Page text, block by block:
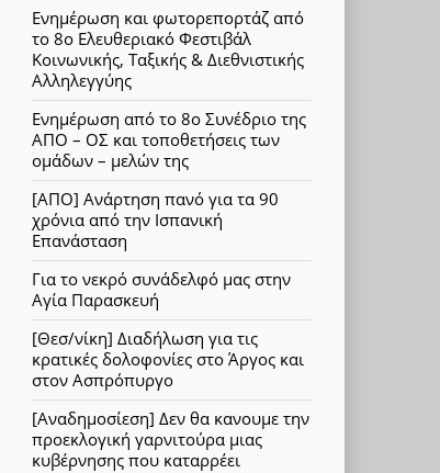
Ενημέρωση και φωτορεπορτάζ από
το 8ο Ελευθεριακό Φεστιβάλ
Κοινωνικής, Ταξικής & Διεθνιστικής
Αλληλεγγύης
Ενημέρωση από το 8ο Συνέδριο της
ΑΠΟ – ΟΣ και τοποθετήσεις των
ομάδων – μελών της
[ΑΠΟ] Ανάρτηση πανό για τα 90
χρόνια από την Ισπανική
Επανάσταση
Για το νεκρό συνάδελφό μας στην
Αγία Παρασκευή
[Θεσ/νίκη] Διαδήλωση για τις
κρατικές δολοφονίες στο Άργος και
στον Ασπρόπυργο
[Αναδημοσίεση] Δεν θα κανουμε την
προεκλογική γαρνιτούρα μιας
κυβέρνησης που καταρρέει